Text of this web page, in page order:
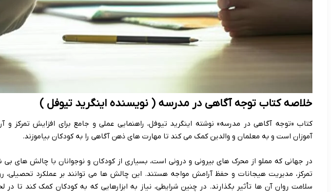
خلاصه کتاب توجه آگاهی در مدرسه ( نویسنده اینگرید تیوفل )
کتاب «توجه آگاهی در مدرسه» نوشته اینگرید تیوفل، راهنمایی عملی و جامع برای افزایش تمرکز
آموزان است و به معلمان و والدین کمک می کند تا مهارت های ذهن آگاهی را به کودکان بیاموزند.
در جهانی که مملو از محرک های بیرونی و درونی است، بسیاری از کودکان و نوجوانان با چالش های بی
تمرکز، مدیریت هیجانات و حفظ آرامش مواجه هستند. این چالش ها می توانند بر عملکرد تحصیلی،
سلامت روان آن ها تأثیر بگذارند. در چنین شرایطی، نیاز به ابزارهایی که به کودکان کمک کند تا